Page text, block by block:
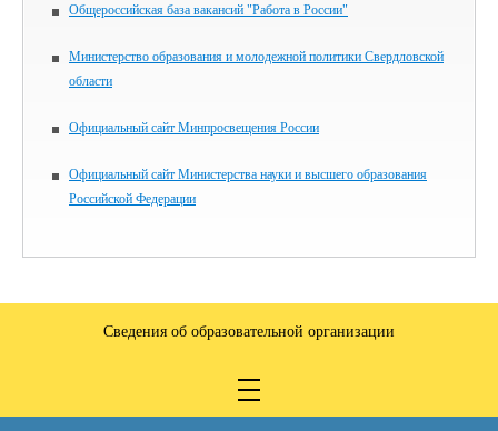
Общероссийская база вакансий "Работа в России"
Министерство образования и молодежной политики Свердловской
области
Официальный сайт Минпросвещения России
Официальный сайт Министерства науки и высшего образования
Российской Федерации
Сведения об образовательной организации